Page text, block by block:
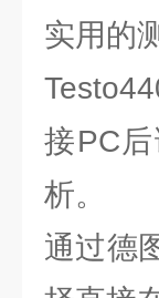
实用的
接PC
析。
通过德